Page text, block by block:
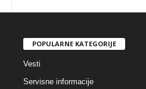
POPULARNE KATEGORIJE
Vesti
Servisne informacije